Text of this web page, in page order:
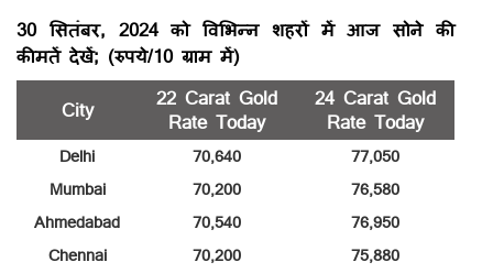
30 सितंबर, 2024 को विभिन्न शहरों में आज सोने की
कीमतें देखें; (रुपये/10 ग्राम में)
City
22 Carat Gold
Rate Today
24 Carat Gold
Rate Today
Delhi 70,640
77,050
Mumbai
70,200
76,580
Ahmedabad
70,540
76,950
Chennai
70,200
75,880